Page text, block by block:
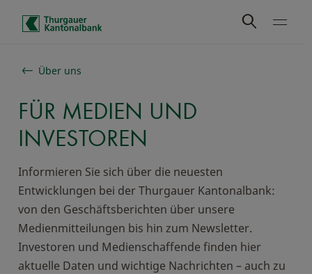
Schnelle Navigation
Über uns
FÜR MEDIEN UND
INVESTOREN
Informieren Sie sich über die neuesten
Entwicklungen bei der Thurgauer Kantonalbank:
von den Geschäftsberichten über unsere
Medienmitteilungen bis hin zum Newsletter.
Investoren und Medienschaffende finden hier
aktuelle Daten und wichtige Nachrichten – auch zu